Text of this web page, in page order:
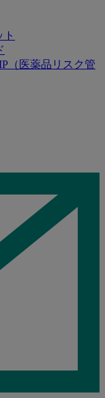
（医薬品リスク管